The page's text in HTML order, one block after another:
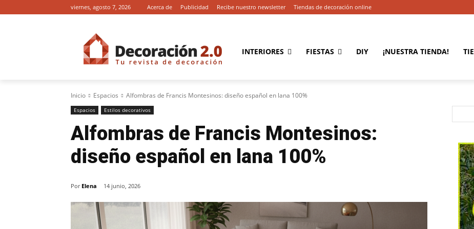
viernes, agosto 7, 2026 Acerca de Publicidad Recibe nuestro newsletter Tiendas de decoración online
INTERIORES FIESTAS DIY ¡NUESTRA TIENDA!
Inicio Espacios Alfombras de Francis Montesinos: diseño español en lana 100%
Espacios Estilos decorativos
Alfombras de Francis Montesinos:
diseño español en lana 100%
Por Elena 14 junio, 2026